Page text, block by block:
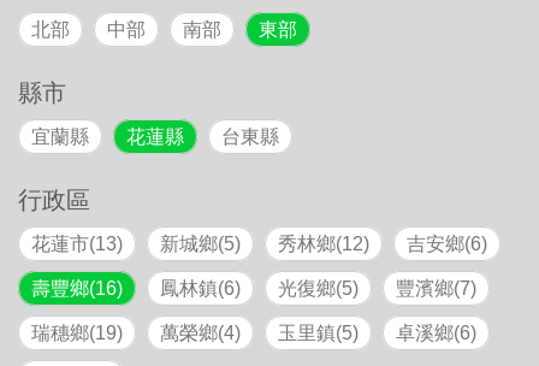
北部 中部 南部 東部
縣市
宜蘭縣 花蓮縣 台東縣
行政區
花蓮市(13) 新城鄉(5) 秀林鄉(12) 吉安鄉(6)
壽豐鄉(16) 鳳林鎮(6) 光復鄉(5) 豐濱鄉(7)
瑞穗鄉(19) 萬榮鄉(4) 玉里鎮(5) 卓溪鄉(6)